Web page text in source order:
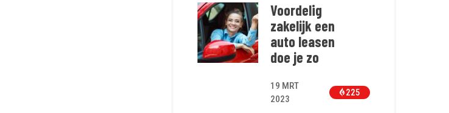
Voordelig
zakelijk een
auto leasen
doe je zo
19 MRT
2023
225